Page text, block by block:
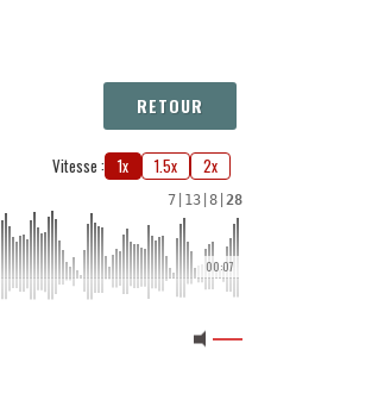
RETOUR
Vitesse : 1x 1.5x 2x
7 13 8 28
00:07